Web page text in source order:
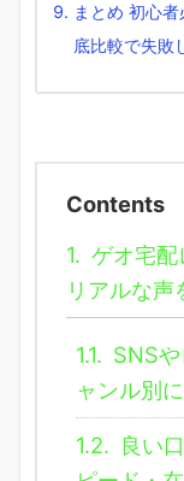
まとめ 初心
底比較で失敗
Contents
1. ゲオ宅
リアルな声
1.1. SNS
ャンル別
1.2. 良い